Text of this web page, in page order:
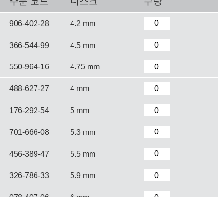
906-402-28 4.2 mm
366-544-99 4.5 mm
550-964-16 4.75 mm
488-627-27 4 mm
176-292-54 5 mm
701-666-08 5.3 mm
456-389-47 5.5 mm
326-786-33 5.9 mm